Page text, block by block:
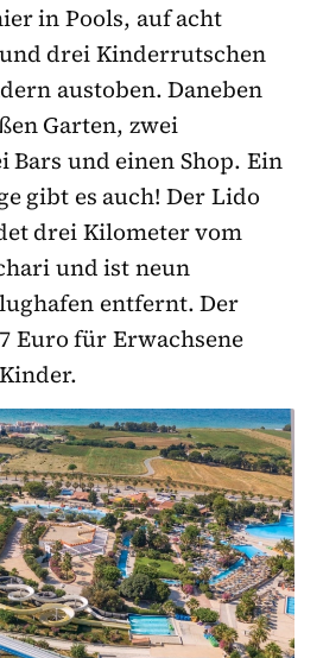
in Pools, auf acht
drei Kinderrutschen
austoben. Daneben
Garten, zwei
Bars und einen Shop. Ein
gibt es auch! Der Lido
drei Kilometer vom
und ist neun
entfernt. Der
Euro für Erwachsene